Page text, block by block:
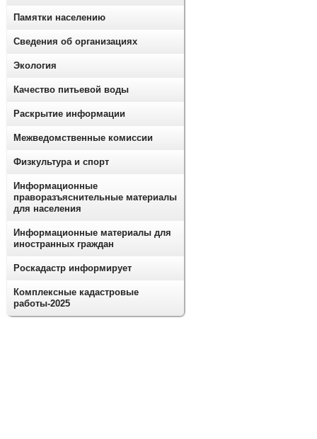
Памятки населению
Сведения об организациях
Экология
Качество питьевой воды
Раскрытие информации
Межведомственные комиссии
Физкультура и спорт
Информационные
праворазъяснительные материалы
для населения
Информационные материалы для
иностранных граждан
Роскадастр информирует
Комплексные кадастровые
работы-2025